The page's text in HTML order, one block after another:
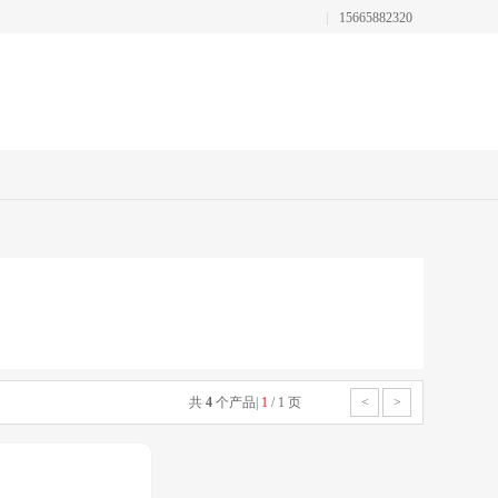
15665882320
共 4 个产品 1 / 1 页 < >